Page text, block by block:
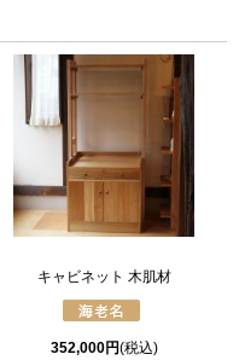
キャビネット 木肌材
352,000円(税込)